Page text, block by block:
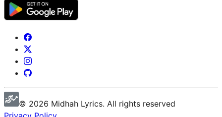
© 2026 Midhah Lyrics. All rights reserved